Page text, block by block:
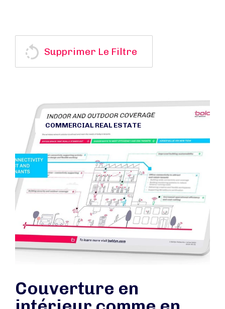
Supprimer Le Filtre
COMMERCIAL REAL ESTATE
Couverture en